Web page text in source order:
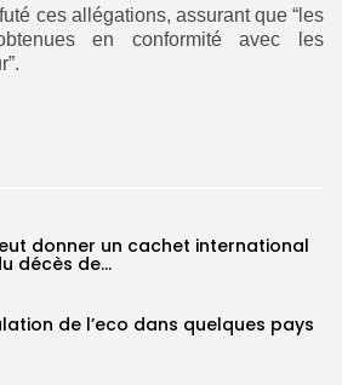
ces allégations, assurant que “les
en conformité avec les
donner un cachet international
décès de...
de l’eco dans quelques pays